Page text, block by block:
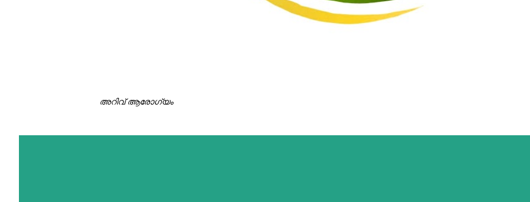
അറിവ് ആരോഗ്യം